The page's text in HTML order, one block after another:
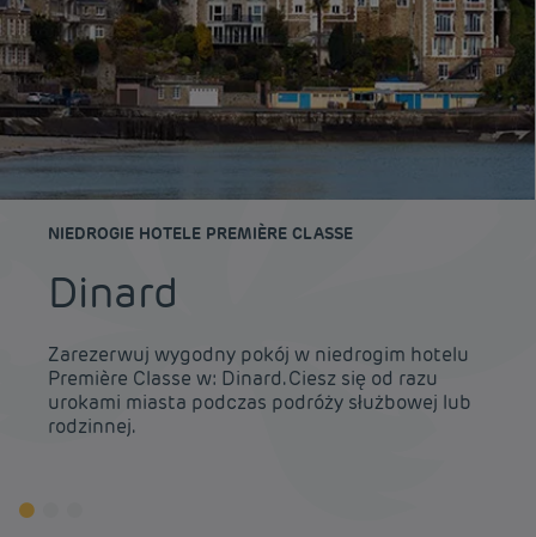
NIEDROGIE HOTELE PREMIÈRE CLASSE
Dinard
Zarezerwuj wygodny pokój w niedrogim hotelu
Première Classe w: Dinard. Ciesz się od razu
urokami miasta podczas podróży służbowej lub
rodzinnej.